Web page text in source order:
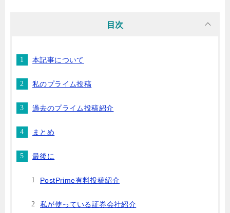
目次
本記事について
私のプライム投稿
過去のプライム投稿紹介
まとめ
最後に
PostPrime有料投稿紹介
私が使っている証券会社紹介